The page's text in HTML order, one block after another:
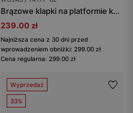
Brązowe klapki na platformie korkowej
239.00 zł
Najniższa cena z 30 dni przed
wprowadzeniem obniżki: 299.00 zł
Cena regularna: 299.00 zł
Wyprzedaż
33%